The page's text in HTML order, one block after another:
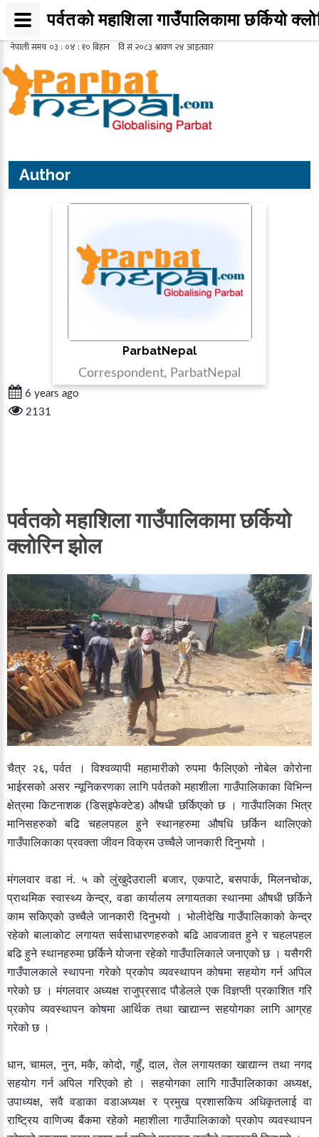
Author
ParbatNepal
Correspondent, ParbatNepal
6 years ago
2131
पर्वतको महाशिला गाउँपालिकामा छर्कियो
क्लोरिन झोल
चैत्र २६, पर्वत । विश्वव्यापी महामारीको रुपमा फैलिएको नोबेल कोरोना
भाईरसको असर न्यूनिकरणका लागि पर्वतको महाशीला गाउँपालिकाका विभिन्न
क्षेत्रमा किटनाशक (डिस्इफेक्टेड) औषधी छर्किएको छ । गाउँपालिका भित्र
मानिसहरुको बढि चहलपहल हुने स्थानहरुमा औषधि छर्किन थालिएको
गाउँपालिकाका प्रवक्ता जीवन विक्रम उच्चैले जानकारी दिनुभयो ।
मंगलवार वडा नं. ५ को लुंखुदेउराली बजार, एकपाटे, बसपार्क, मिलनचोक,
प्राथमिक स्वास्थ्य केन्द्र, वडा कार्यालय लगायतका स्थानमा औषधी छर्किने
काम सकिएको उच्चैले जानकारी दिनुभयो । भोलीदेखि गाउँपालिकाको केन्द्र
रहेको बालाकोट लगायत सर्वसाधारणहरुको बढि आवजावत हुने र चहलपहल
बढि हुने स्थानहरुमा छर्किने योजना रहेको गाउँपालिकाले जनाएको छ । यसैगरी
गाउँपालकाले स्थापना गरेको प्रकोप व्यवस्थापन कोषमा सहयोग गर्न अपिल
गरेको छ । मंगलवार अध्यक्ष राजुप्रसाद पौडेलले एक विज्ञप्ती प्रकाशित गरि
प्रकोप व्यवस्थापन कोषमा आर्थिक तथा खाद्यान्न सहयोगका लागि आग्रह
गरेको छ ।
धान, चामल, नुन, मकै, कोदो, गहुँ, दाल, तेल लगायतका खाद्यान्न तथा नगद
सहयोग गर्न अपिल गरिएको हो । सहयोगका लागि गाउँपालिकाका अध्यक्ष,
उपाध्यक्ष, सवै वडाका वडाअध्यक्ष र प्रमुख प्रशासकिय अधिकृतलाई वा
राष्ट्रिय वाणिज्य बैंकमा रहेको महाशीला गाउँपालिकाको प्रकोप व्यवस्थापन
पर्वतको महाशिला गाउँपालिकामा छर्कियो